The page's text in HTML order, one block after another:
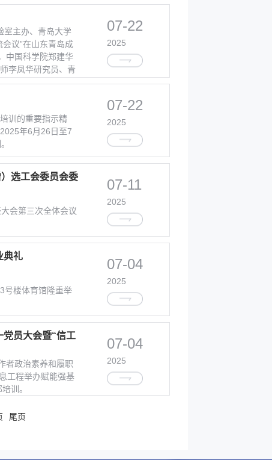
室主办、青岛大学
议”在山东青岛成
中国科学院郑建华
李凤华研究员、青
07-22
2025
训的重要指示精
年6月26日至7
07-22
2025
选工会委员会委
会第三次全体会议
07-11
2025
典礼
号楼体育馆隆重举
07-04
2025
员大会暨“信工
者政治素养和履职
工程举办赋能强基
训。
07-04
2025
尾页